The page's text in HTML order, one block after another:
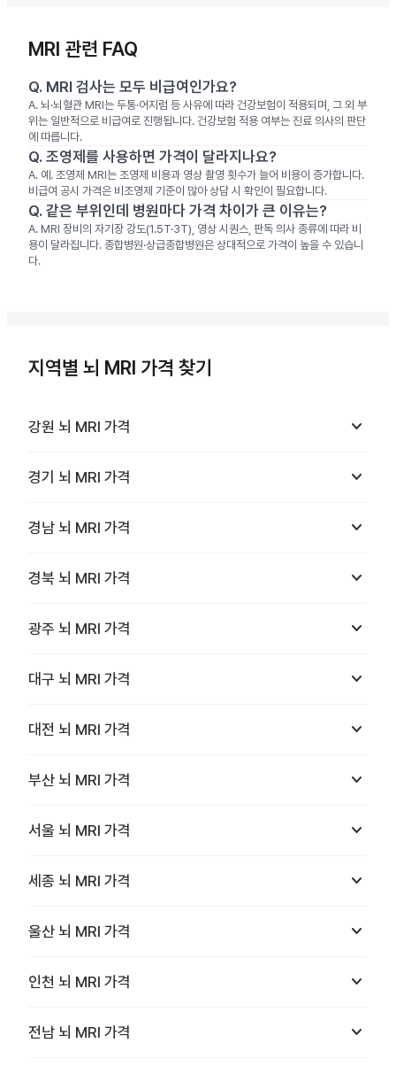
MRI 관련 FAQ
Q. MRI 검사는 모두 비급여인가요?
A. 뇌·뇌혈관 MRI는 두통·어지럼 등 사유에 따라 건강보험이 적용되며, 그 외 부
위는 일반적으로 비급여로 진행됩니다. 건강보험 적용 여부는 진료 의사의 판단
에 따릅니다.
Q. 조영제를 사용하면 가격이 달라지나요?
A. 예. 조영제 MRI는 조영제 비용과 영상 촬영 횟수가 늘어 비용이 증가합니다.
비급여 공시 가격은 비조영제 기준이 많아 상담 시 확인이 필요합니다.
Q. 같은 부위인데 병원마다 가격 차이가 큰 이유는?
A. MRI 장비의 자기장 강도(1.5T·3T), 영상 시퀀스, 판독 의사 종류에 따라 비
용이 달라집니다. 종합병원·상급종합병원은 상대적으로 가격이 높을 수 있습니
다.
지역별 뇌 MRI 가격 찾기
강원 뇌 MRI 가격 keyboard_arrow_down
경기 뇌 MRI 가격 keyboard_arrow_down
경남 뇌 MRI 가격 keyboard_arrow_down
경북 뇌 MRI 가격 keyboard_arrow_down
광주 뇌 MRI 가격 keyboard_arrow_down
대구 뇌 MRI 가격 keyboard_arrow_down
대전 뇌 MRI 가격 keyboard_arrow_down
부산 뇌 MRI 가격 keyboard_arrow_down
서울 뇌 MRI 가격 keyboard_arrow_down
세종 뇌 MRI 가격 keyboard_arrow_down
울산 뇌 MRI 가격 keyboard_arrow_down
인천 뇌 MRI 가격 keyboard_arrow_down
전남 뇌 MRI 가격 keyboard_arrow_down